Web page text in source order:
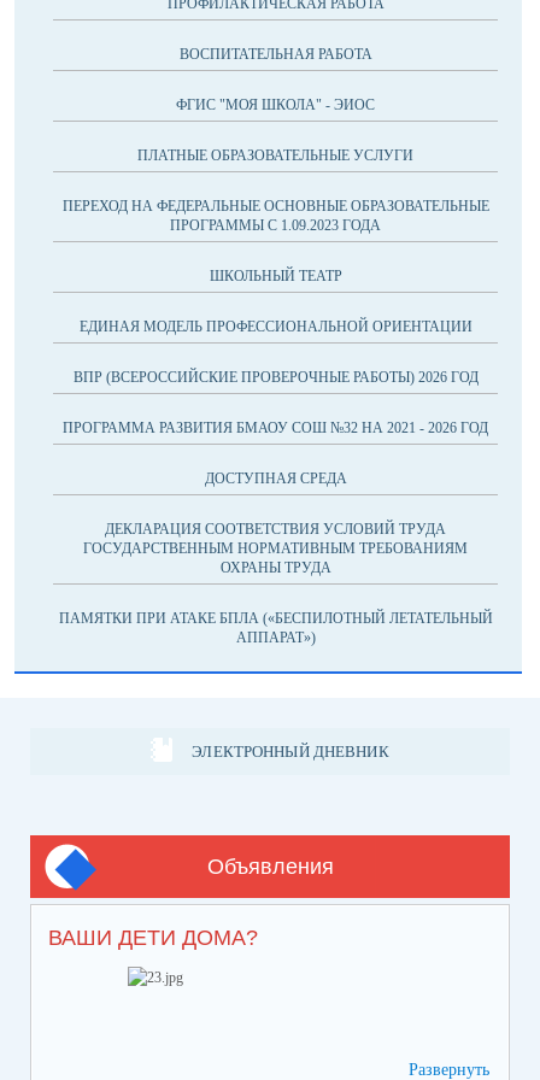
ПРОФИЛАКТИЧЕСКАЯ РАБОТА
ВОСПИТАТЕЛЬНАЯ РАБОТА
ФГИС "МОЯ ШКОЛА" - ЭИОС
ПЛАТНЫЕ ОБРАЗОВАТЕЛЬНЫЕ УСЛУГИ
ПЕРЕХОД НА ФЕДЕРАЛЬНЫЕ ОСНОВНЫЕ ОБРАЗОВАТЕЛЬНЫЕ
ПРОГРАММЫ С 1.09.2023 ГОДА
ШКОЛЬНЫЙ ТЕАТР
ЕДИНАЯ МОДЕЛЬ ПРОФЕССИОНАЛЬНОЙ ОРИЕНТАЦИИ
ВПР (ВСЕРОССИЙСКИЕ ПРОВЕРОЧНЫЕ РАБОТЫ) 2026 ГОД
ПРОГРАММА РАЗВИТИЯ БМАОУ СОШ №32 НА 2021 - 2026 ГОД
ДОСТУПНАЯ СРЕДА
ДЕКЛАРАЦИЯ СООТВЕТСТВИЯ УСЛОВИЙ ТРУДА
ГОСУДАРСТВЕННЫМ НОРМАТИВНЫМ ТРЕБОВАНИЯМ
ОХРАНЫ ТРУДА
ПАМЯТКИ ПРИ АТАКЕ БПЛА («БЕСПИЛОТНЫЙ ЛЕТАТЕЛЬНЫЙ
АППАРАТ»)
ЭЛЕКТРОННЫЙ ДНЕВНИК
Объявления
ВАШИ ДЕТИ ДОМА?
Развернуть